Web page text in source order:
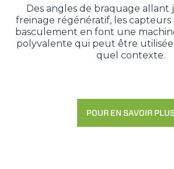
Des angles de braquage allant
freinage régénératif, les
basculement en font une
polyvalente qui peut être
quel contexte.
POUR EN SAVOIR